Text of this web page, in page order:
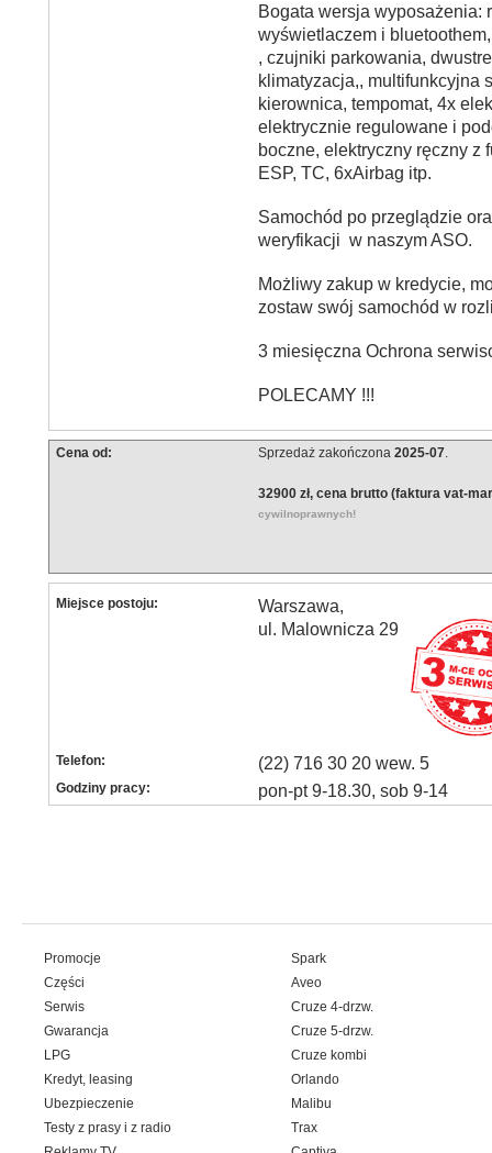
Bogata wersja wyposażenia:
wyświetlaczem i
, czujniki parkowania,
klimatyzacja,, multifunkcyjna
kierownica, tempomat, 4x
elektrycznie regulowane i
boczne, elektryczny ręczny
ESP, TC, 6xAirbag itp.
Samochód po przeglądzie
weryfikacji w naszym ASO.
Możliwy zakup w kredycie,
zostaw swój samochód w
3 miesięczna Ochrona
POLECAMY !!!
Cena od: Sprzedaż zakończona 2025-07.
32900 zł, cena brutto (faktura vat-
cywilnoprawnych!
Miejsce postoju:
Warszawa,
ul. Malownicza 29
Telefon: (22) 716 30 20 wew. 5
Godziny pracy: pon-pt 9-18.30, sob 9-14
Promocje
Części
Serwis
Gwarancja
LPG
Kredyt, leasing
Ubezpieczenie
Testy z prasy i z radio
Spark
Aveo
Cruze 4-drzw.
Cruze 5-drzw.
Cruze kombi
Orlando
Malibu
Trax